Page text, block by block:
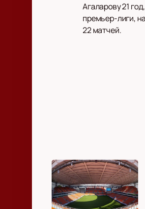
Агаларову 21
премьер-лиги,
22 матчей.